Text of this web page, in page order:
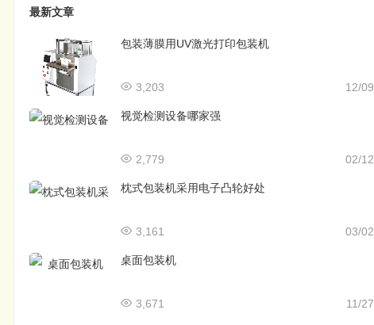
最新文章
包装薄膜用UV激光打印包装机
12/09
3,203
视觉检测设备哪家强
02/12
2,779
枕式包装机采用电子凸轮好处
03/02
3,161
桌面包装机
11/27
3,671